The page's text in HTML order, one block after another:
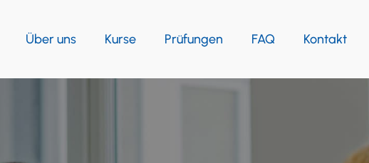
Über uns Kurse Prüfungen FAQ Kontakt